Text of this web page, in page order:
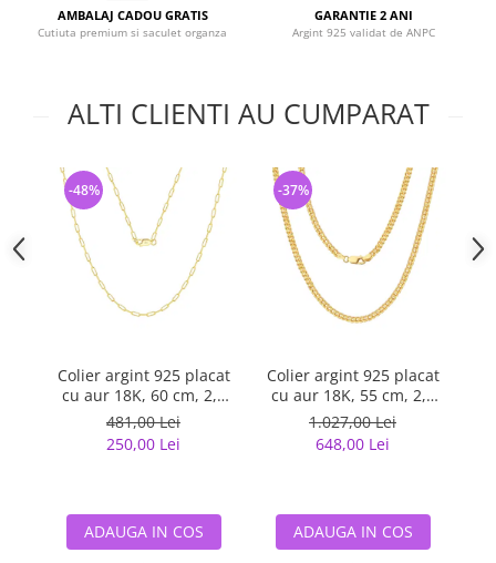
AMBALAJ CADOU GRATIS
Cutiuta premium si saculet organza
GARANTIE 2 ANI
Argint 925 validat de ANPC
ALTI CLIENTI AU CUMPARAT
Colier argint 925 placat
cu aur 18K, 60 cm, 2,2
mm
481,00 Lei
250,00 Lei
-48%
ADAUGA IN COS
Colier argint 925 placat
cu aur 18K, 55 cm, 2,5
mm
1.027,00 Lei
648,00 Lei
-37%
ADAUGA IN COS